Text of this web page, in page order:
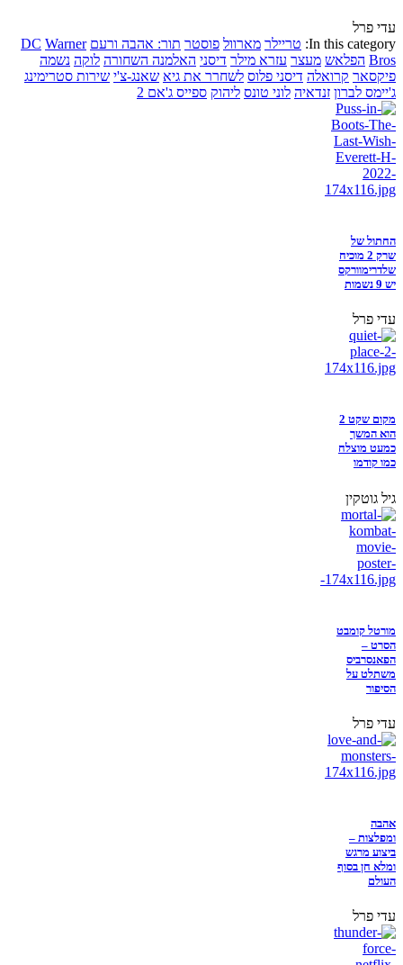
עדי פרל
In this category: טריילר מארוול פוסטר תור: אהבה ורעם DC Warner
Bros הפלאש מעצר עזרא מילר דיסני האלמנה השחורה לוקה נשמה
פיקסאר קרואלה דיסני פלוס לשחרר את גיא שאנג-צ'י שירות סטרימינג
ג'יימס לברון זנדאיה לוני טונס ליהוק ספייס ג'אם 2
החתול של
שרק 2 מוכיח
שלדרימוורקס
יש 9 נשמות
עדי פרל
מקום שקט 2
הוא המשך
כמעט מוצלח
כמו קודמו
גיל גוטקין
מורטל קומבט
הסרט –
הפאנסרביס
משתלט על
הסיפור
עדי פרל
אהבה
ומפלצות –
ביצוע מרגש
ומלא חן בסוף
העולם
עדי פרל